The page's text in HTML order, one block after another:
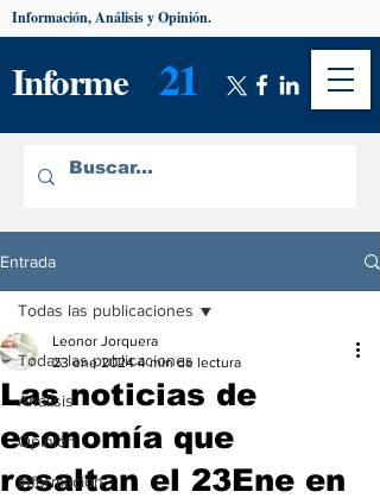
Informe 21
Información, Análisis y Opinión.
Entrada
Todas las publicaciones
Análisis
Opinión
Información
Todas las publicaciones
Las noticias de
economía que
resaltan el 23Ene en
Leonor Jorquera
23 ene 2024 4 min de lectura